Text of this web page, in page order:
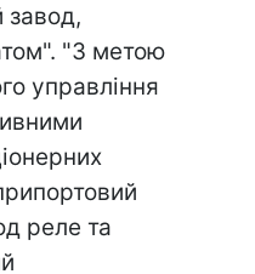
завод,
"З метою
управління
реле та